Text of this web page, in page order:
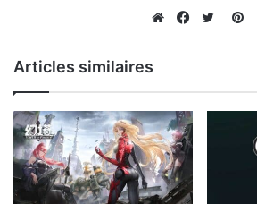
Articles similaires